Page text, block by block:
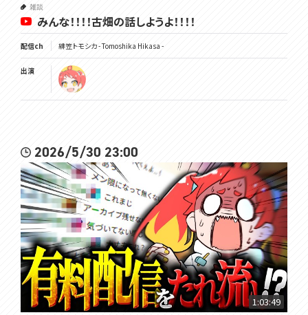
雑談
みんな！！！！古畑の話しようよ！！！！
配信ch 緋笠トモシカ - Tomoshika Hikasa -
出演
2026/5/30 23:00
1:03:49